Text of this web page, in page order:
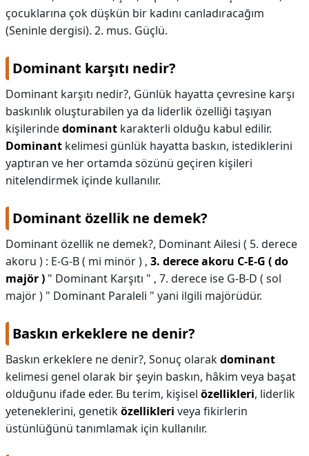
çocuklarına çok düşkün bir kadını canladıracağım
(Seninle dergisi). 2. mus. Güçlü.
Dominant karşıtı nedir?
Dominant karşıtı nedir?, Günlük hayatta çevresine karşı
baskınlık oluşturabilen ya da liderlik özelliği taşıyan
kişilerindedominant karakterli olduğu kabul edilir.
Dominant kelimesi günlük hayatta baskın, istediklerini
yaptıran ve her ortamda sözünü geçiren kişileri
nitelendirmek içinde kullanılır.
Dominant özellik ne demek?
Dominant özellik ne demek?, Dominant Ailesi ( 5. derece
akoru ) : E-G-B ( mi minör ) , 3. derece akoru C-E-G ( do
majör ) " Dominant Karşıtı " , 7. derece ise G-B-D ( sol
majör ) " Dominant Paraleli " yani ilgili majörüdür.
Baskın erkeklere ne denir?
Baskın erkeklere ne denir?, Sonuç olarakdominant
kelimesi genel olarak bir şeyin baskın, hâkim veya başat
olduğunu ifade eder. Bu terim, kişisel özellikleri, liderlik
yeteneklerini, genetiközellikleri veya fikirlerin
üstünlüğünü tanımlamak için kullanılır.